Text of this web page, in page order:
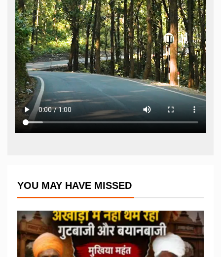
YOU MAY HAVE MISSED